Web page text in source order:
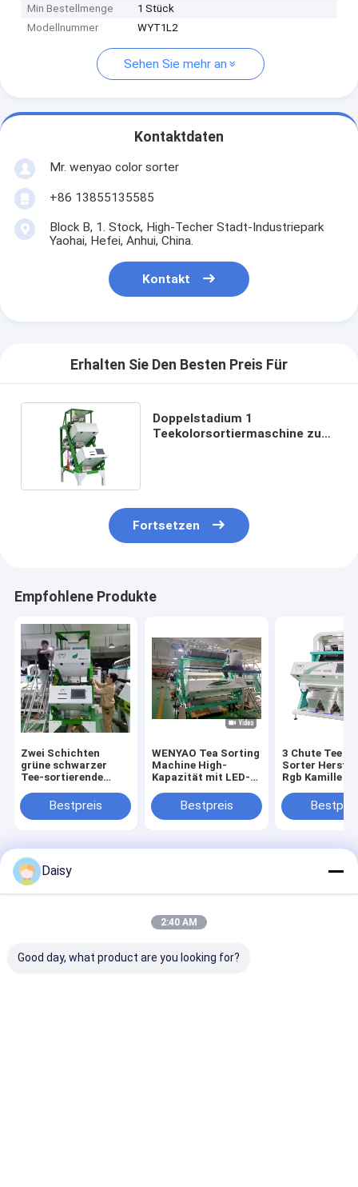
Min Bestellmenge
1 Stück
Modellnummer
WYT1L2
Sehen Sie mehr an
Kontaktdaten
Mr. wenyao color sorter
+86 13855135585
Block B, 1. Stock, High-Techer Stadt-Industriepark
Yaohai, Hefei, Anhui, China.
Kontakt
Erhalten Sie Den Besten Preis Für
Doppelstadium 1
Teekolorsortiermaschine zum
Fortsetzen
Empfohlene Produkte
Zwei Schichten
grüne schwarzer
Tee-sortierende
Stöcke entfernen
Bestpreis
WENYAO Tea Sorting
Machine High-
Kapazität mit LED-
Bestpreis
3 Chute Tee
Sorter
Rgb Kamille
CE-Zertifikat
ISO 9001
Wenyao Intelligent Photoelectronic Technology Co., Ltd. All Rights
Reserved.
Daisy
2:40 AM
Good day, what product are you looking for?